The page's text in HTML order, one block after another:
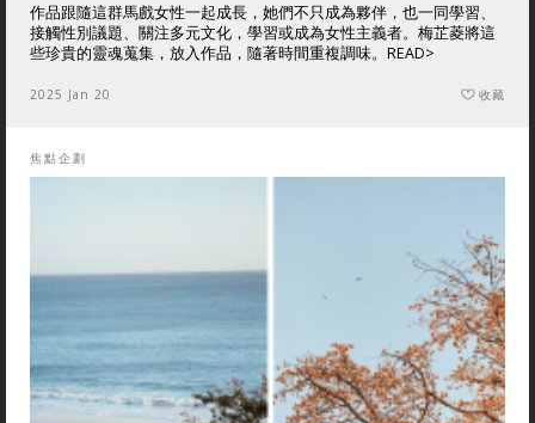
作品跟隨這群馬戲女性一起成長，她們不只成為夥伴，也一同學習、
接觸性別議題、關注多元文化，學習或成為女性主義者。梅芷菱將這
些珍貴的靈魂蒐集，放入作品，隨著時間重複調味。 READ>
2025 Jan 20 收藏
焦點企劃